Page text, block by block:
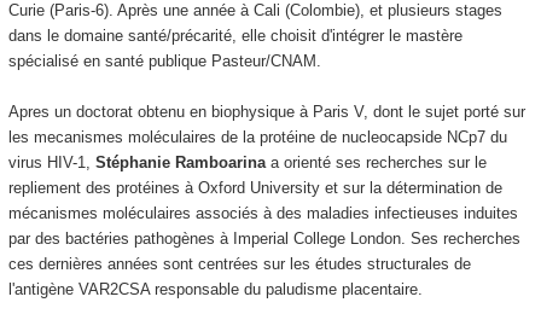
Curie (Paris-6). Après une année à Cali (Colombie), et plusieurs stages
dans le domaine santé/précarité, elle choisit d'intégrer le mastère
spécialisé en santé publique Pasteur/CNAM.
Apres un doctorat obtenu en biophysique à Paris V, dont le sujet porté sur
les mecanismes moléculaires de la protéine de nucleocapside NCp7 du
virus HIV-1, Stéphanie Ramboarinaa orienté ses recherches sur le
repliement des protéines à Oxford University et sur la détermination de
mécanismes moléculaires associés à des maladies infectieuses induites
par des bactéries pathogènes à Imperial College London. Ses recherches
ces dernières années sont centrées sur les études structurales de
l'antigène VAR2CSA responsable du paludisme placentaire.